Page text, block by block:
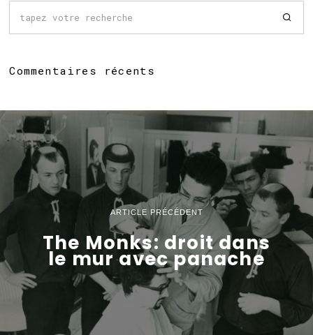
Commentaires récents
ARTICLE PRÉCÉDENT
The Monks: droit dans
le mur avec panache